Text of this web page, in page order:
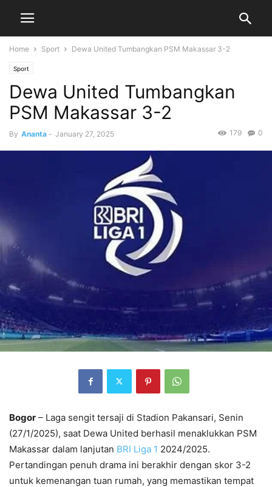
Home Sport Dewa United Tumbangkan PSM Makassar 3-2
Sport
Dewa United Tumbangkan
PSM Makassar 3-2
By Ananta - January 27, 2025 0
179
Bogor – Laga sengit tersaji di Stadion Pakansari, Senin
(27/1/2025), saat Dewa United berhasil menaklukkan PSM
Makassar dalam lanjutan BRI Liga 1 2024/2025.
Pertandingan penuh drama ini berakhir dengan skor 3-2
untuk kemenangan tuan rumah, yang memastikan tempat